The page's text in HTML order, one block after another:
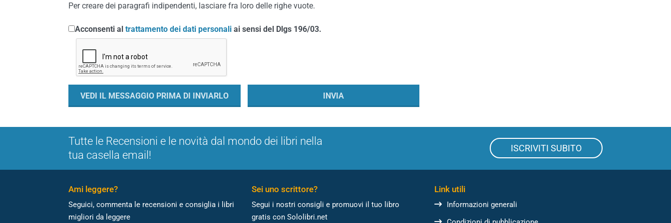
Per creare dei paragrafi indipendenti, lasciare fra loro delle righe vuote.
Acconsenti al trattamento dei dati personali ai sensi del Dlgs 196/03.
Tutte le Recensioni e le novità dal mondo dei libri nella
tua casella email!
ISCRIVITI SUBITO
Ami leggere?
Seguici, commenta le recensioni e consiglia i libri
migliori da leggere
Sei uno scrittore?
Segui i nostri consigli e promuovi il tuo libro
gratis con Sololibri.net
Link utili
Informazioni generali